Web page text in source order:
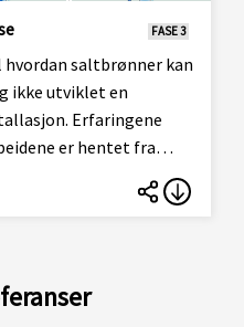
FASE 3
saltbrønner kan
ikke utviklet en
Erfaringene
er hentet fra
og fra forsknings-
de seneste